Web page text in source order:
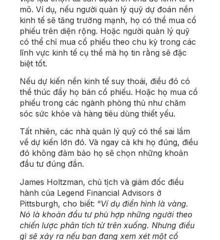
mô. Ví dụ, nếu người quản lý quỹ dự đoán nền
kinh tế sẽ tăng trưởng mạnh, họ có thể mua cổ
phiếu trên diện rộng. Hoặc người quản lý quỹ
có thể chỉ mua cổ phiếu theo chu kỳ trong các
lĩnh vực kinh tế cụ thể mà họ tin rằng sẽ đặc
biệt tốt.
Nếu dự kiến ​​nền kinh tế suy thoái, điều đó có
thể thúc đẩy họ bán cổ phiếu. Hoặc họ mua cổ
phiếu trong các ngành phòng thủ như chăm
sóc sức khỏe và hàng tiêu dùng thiết yếu.
Tất nhiên, các nhà quản lý quỹ có thể sai lầm
về dự kiến lớn đó. Và ngay cả khi họ đúng, điều
đó không đảm bảo họ sẽ chọn những khoản
đầu tư đúng đắn.
James Holtzman, chủ tịch và giám đốc điều
hành của Legend Financial Advisors ở
Pittsburgh, cho biết: “Ví dụ điển hình là vàng.
Nó là khoản đầu tư phù hợp những người theo
chiến lược phân tích từ trên xuống. Nhưng điều
gì sẽ xảy ra nếu bạn đang xem xét một cổ